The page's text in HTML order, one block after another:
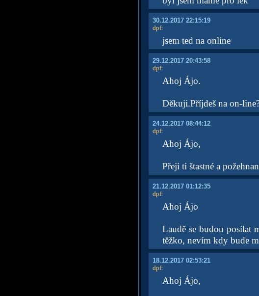
30.12.2017 22:15:19
dpf:
jsem ted na online
29.12.2017 20:43:58
dpf:
Ahoj Ájo.
Děkuji.Příjdeš na on-
24.12.2017 08:44:12
dpf:
Ahoj Ájo,
Přeji ti štastné a
21.12.2017 01:12:35
dpf:
Ahoj Ájo
Laudě se budou posílat
těžko, nevím kdy bude
18.12.2017 02:53:21
dpf:
Ahoj Ájo,